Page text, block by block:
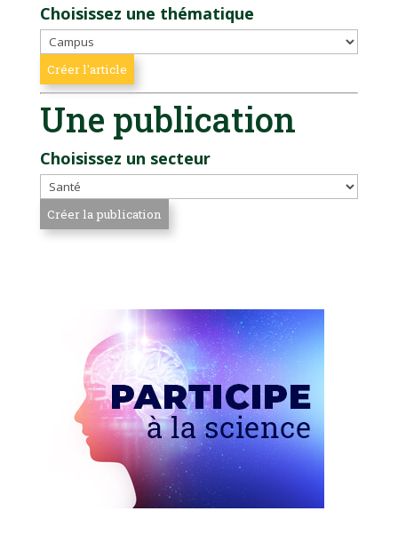
Choisissez une thématique
Une publication
Choisissez un secteur